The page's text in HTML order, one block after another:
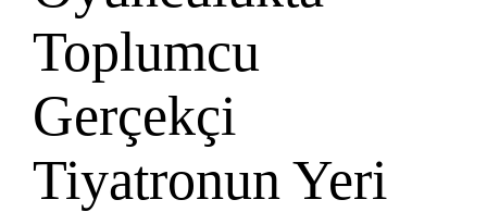
Toplumcu
Gerçekçi
Tiyatronun Yeri